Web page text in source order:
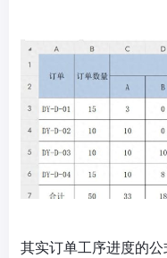
其实订单工序进度的